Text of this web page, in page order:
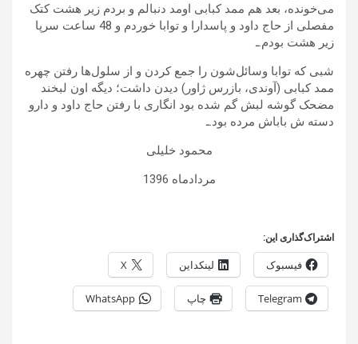
می‌خونده، بعد هم ممد کبابی اومد دنبالم و بردم زیر هشت کتک
مفصلی از حاج داود و پاسدارا و توابا خوردم و 48 ساعت سرپا
زیر هشت بودم.ـ
شبی که توابا وسائل‌شون را جمع کردن و از سلول‌ها رفتن چهره
ممد کبابی (آوندی، بازرس ژاور) دیدن داشت؛ دیگه اون لبخند
مضحک گوشه لبش گم شده بود انگاری با رفتن حاج داود و دارو
دسته ش باباش مرده بود.ـ
محمود خلیلی
مردادماه 1396
اشتراک‌گذاری این:
فیسبوک لینکداین X
Telegram چاپ WhatsApp